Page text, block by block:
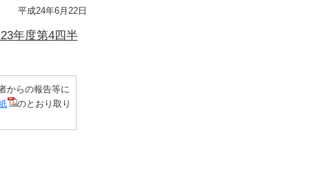
平成24年6月22日
年度第4四半
からの報告等に
のとおり取り